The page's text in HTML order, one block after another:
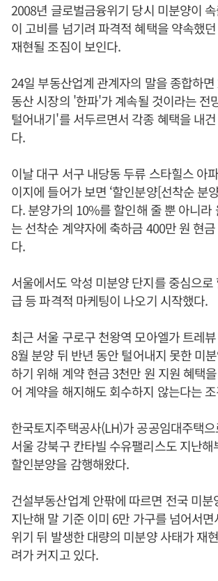
2008년 글로벌금융위기 당시 미분양이
이 고비를 넘기려 파격적 혜택을 약속했
재현될 조짐이 보인다.
24일 부동산업계 관계자의 말을 종합하
동산 시장의 '한파'가 계속될 것이라는 전
털어내기'를 서두르면서 각종 혜택을 내
다.
이날 대구 서구 내당동 두류 스타힐스 아
이지에 들어가 보면 ‘할인분양[선착순 분
다. 분양가의 10%를 할인해 줄 뿐 아니라
는 선착순 계약자에 축하금 400만 원 현
다.
서울에서도 악성 미분양 단지를 중심으로
급 등 파격적 마케팅이 나오기 시작했다.
최근 서울 구로구 천왕역 모아엘가 트레
8월 분양 뒤 반년 동안 털어내지 못한 미
하기 위해 계약 현금 3천만 원 지원 혜택
어 계약을 해지해도 회수하지 않는다는
한국토지주택공사(LH)가 공공임대주택
서울 강북구 칸타빌 수유팰리스도 지난
할인분양을 감행해왔다.
건설부동산업계 안팎에 따르면 전국 미
지난해 말 기준 이미 6만 가구를 넘어서
위기 뒤 발생한 대량의 미분양 사태가 재
려가 커지고 있다.